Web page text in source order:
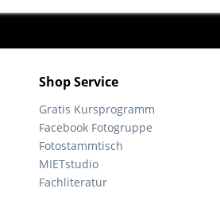
Shop Service
Gratis Kursprogramm
Facebook Fotogruppe
Fotostammtisch
MIETstudio
Fachliteratur